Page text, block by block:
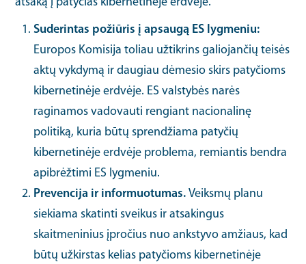
Suderintas požiūris į apsaugą ES lygmeniu:
Europos Komisija toliau užtikrins galiojančių teisės
aktų vykdymą ir daugiau dėmesio skirs patyčioms
kibernetinėje erdvėje. ES valstybės narės
raginamos vadovauti rengiant nacionalinę
politiką, kuria būtų sprendžiama patyčių
kibernetinėje erdvėje problema, remiantis bendra
apibrėžtimi ES lygmeniu.
Prevencija ir informuotumas.Veiksmų planu
siekiama skatinti sveikus ir atsakingus
skaitmeninius įpročius nuo ankstyvo amžiaus, kad
būtų užkirstas kelias patyčioms kibernetinėje